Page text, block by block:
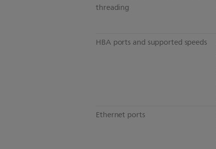
threading
HBA ports and supported speeds
Ethernet ports